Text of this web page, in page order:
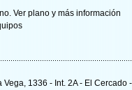
Ver plano y más información
Vega, 1336 - Int. 2A - El Cercado